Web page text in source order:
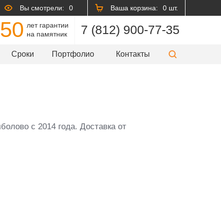
Вы смотрели: 0 Ваша корзина: 0 шт.
50 лет гарантии
на памятник
7 (812) 900-77-35
Сроки Портфолио Контакты
с 2014 года. Доставка от